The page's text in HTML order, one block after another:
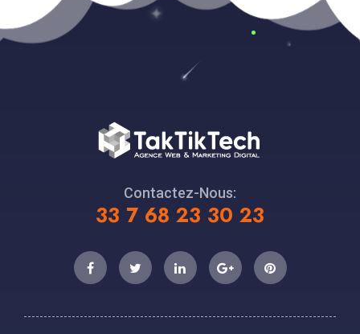
Contactez-Nous:
33 7 68 23 30 23